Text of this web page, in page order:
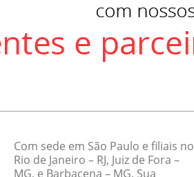
Com sede em São Paulo e filiais no
Rio de Janeiro – RJ, Juiz de Fora –
MG, e Barbacena – MG. Sua